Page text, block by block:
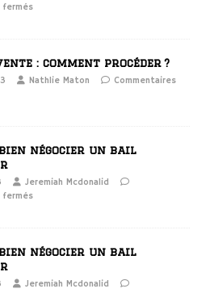
fermés
: comment procéder ?
Nathlie Maton
Commentaires
bien négocier un bail
Jeremiah Mcdonalid
fermés
bien négocier un bail
Jeremiah Mcdonalid